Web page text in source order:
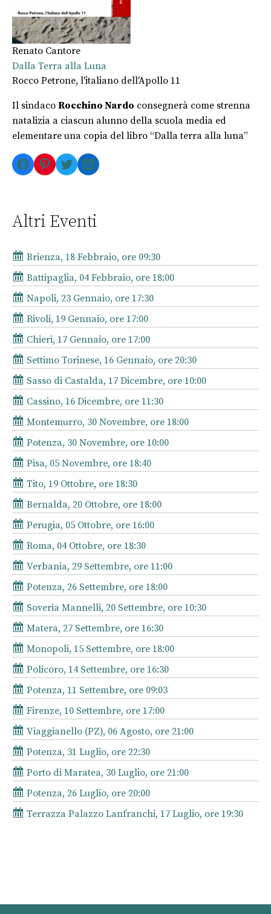
Renato Cantore
Dalla Terra alla Luna
Rocco Petrone, l'italiano dell'Apollo 11
Il sindaco Rocchino Nardo consegnerà come strenna
natalizia a ciascun alunno della scuola media ed
elementare una copia del libro “Dalla terra alla luna”
Facebook
Pinterest
TwitterLinkedIn
Altri Eventi
Brienza, 18 Febbraio, ore 09:30
Battipaglia, 04 Febbraio, ore 18:00
Napoli, 23 Gennaio, ore 17:30
Rivoli, 19 Gennaio, ore 17:00
Chieri, 17 Gennaio, ore 17:00
Settimo Torinese, 16 Gennaio, ore 20:30
Sasso di Castalda, 17 Dicembre, ore 10:00
Cassino, 16 Dicembre, ore 11:30
Montemurro, 30 Novembre, ore 18:00
Potenza, 30 Novembre, ore 10:00
Pisa, 05 Novembre, ore 18:40
Tito, 19 Ottobre, ore 18:30
Bernalda, 20 Ottobre, ore 18:00
Perugia, 05 Ottobre, ore 16:00
Roma, 04 Ottobre, ore 18:30
Verbania, 29 Settembre, ore 11:00
Potenza, 26 Settembre, ore 18:00
Soveria Mannelli, 20 Settembre, ore 10:30
Matera, 27 Settembre, ore 16:30
Monopoli, 15 Settembre, ore 18:00
Policoro, 14 Settembre, ore 16:30
Potenza, 11 Settembre, ore 09:03
Firenze, 10 Settembre, ore 17:00
Viaggianello (PZ), 06 Agosto, ore 21:00
Potenza, 31 Luglio, ore 22:30
Porto di Maratea, 30 Luglio, ore 21:00
Potenza, 26 Luglio, ore 20:00
Terrazza Palazzo Lanfranchi, 17 Luglio, ore 19:30